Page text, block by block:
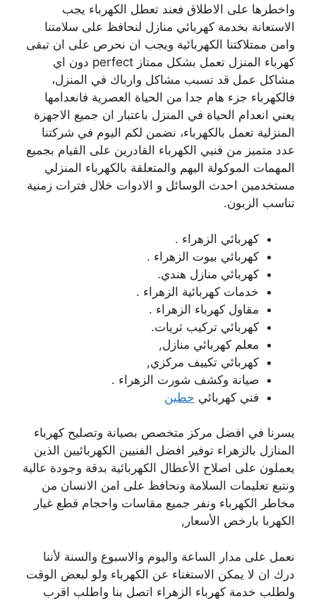
واخطرها على الاطلاق فعند تعطل الكهرباء يجب
الاستعانة بخدمة كهربائي منازل لنحافظ على سلامتنا
وامن ممتلاكتنا الكهربائية ويجب ان نحرص على ان تبقى
كهرباء المنزل تعمل بشكل ممتاز perfect دون اي
مشاكل عمل قد تسبب مشاكل وارباك في المنزل،
فالكهرباء جزء هام جدا من الحياة العصرية فانعدامها
يعني انعدام الحياة في المنزل باعتبار ان جميع الاجهزة
المنزلية تعمل بالكهرباء، نضمن لكم اليوم في شركتنا
عدد متميز من فنيي الكهرباء القادرين على القيام بجميع
المهمات الموكولة اليهم والمتعلقة بالكهرباء المنزلي
مستخدمين احدث الوسائل و الادوات خلال فترات زمنية
تناسب الزبون.
كهربائي الزهراء .
كهربائي بيوت الزهراء .
كهربائي منازل هندي.
خدمات كهربائية الزهراء .
مقاول كهرباء الزهراء .
كهربائي تركيب ثريات.
معلم كهربائي منازل,
كهربائي تكييف مركزي,
صيانة وكشف شورت الزهراء .
فني كهربائي حطين
يسرنا في افضل مركز متخصص بصيانة وتصليح كهرباء
المنازل بالزهراء توفير افضل الفنيين الكهربائيين الذين
يعملون على اصلاح الأعطال الكهربائية بدقة وجودة عالية
ونتبع تعليمات السلامة ونحافظ على امن الانسان من
مخاطر الكهرباء ونفر جميع مقاسات واحجام قطع غيار
الكهربا بارخص الأسعار,
نعمل على مدار الساعة واليوم والاسبوع والسنة لأننا
درك ان لا يمكن الاستغناء عن الكهرباء ولو لبعض الوقت
ولطلب خدمة كهرباء الزهراء اتصل بنا واطلب اقرب